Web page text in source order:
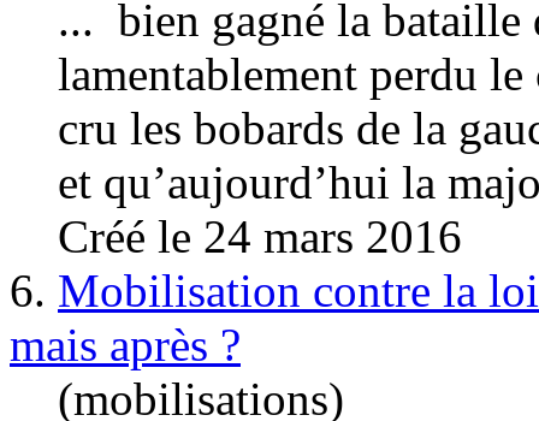
... bien gagné la bataille
lamentablement perdu
cru les bobards de la
et qu’aujourd’hui la
Créé le 24 mars 2016
6. Mobilisation contre la
mais après ?
(mobilisations)